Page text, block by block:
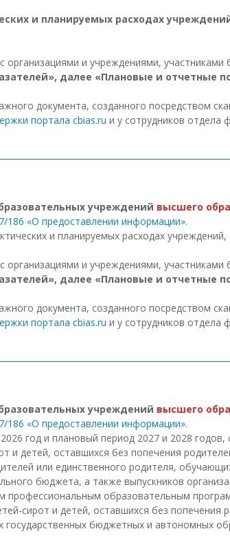
и планируемых расходах
и учреждениями,
далее «Плановые и отчетные
документа, созданного посредством
портала cbias.ru и у сотрудников отдела
учреждений высшего
«О предоставлении информации».
и планируемых расходах
и учреждениями,
далее «Плановые и отчетные
документа, созданного посредством
портала cbias.ru и у сотрудников отдела
учреждений высшего
«О предоставлении информации».
год и плановый период 2027 и 2028
детей, оставшихся без попечения
или единственного родителя,
бюджета, а также выпускников
образовательным
сирот и детей, оставшихся без попечения
бюджетных и автономных